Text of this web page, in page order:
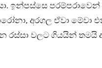
ඉන්පස්සෙ පරම්පරාවෙන්
අරගල ඒවා මේවා
රස්සා වලට ගියයින් තමයි